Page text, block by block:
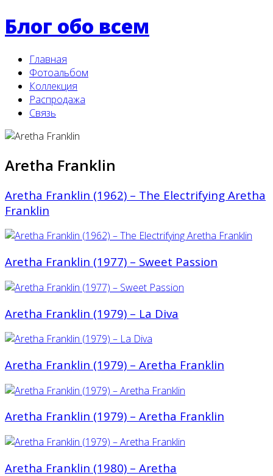
Блог обо всем
Главная
Фотоальбом
Коллекция
Распродажа
Связь
Aretha Franklin
Aretha Franklin (1962) – The Electrifying Aretha
Franklin
Aretha Franklin (1977) ‎– Sweet Passion
Aretha Franklin (1979) ‎– La Diva
Aretha Franklin (1979) – Aretha Franklin
Aretha Franklin (1979) – Aretha Franklin
Aretha Franklin (1980) ‎– Aretha